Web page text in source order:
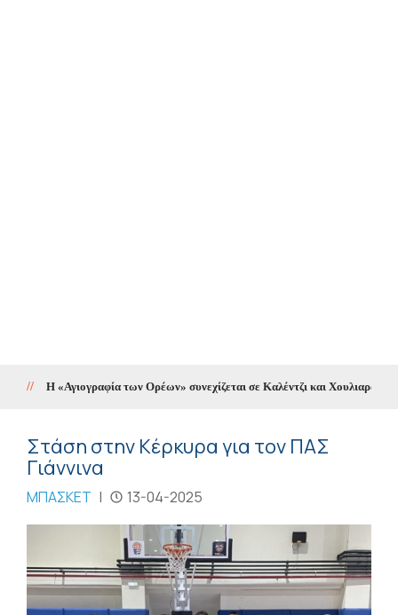
Η «Αγιογραφία των Ορέων» συνεχίζεται σε Καλέντζι και Χουλιαράδες
Στάση στην Κέρκυρα για τον ΠΑΣ
Γιάννινα
ΜΠΑΣΚΕΤ | 13-04-2025